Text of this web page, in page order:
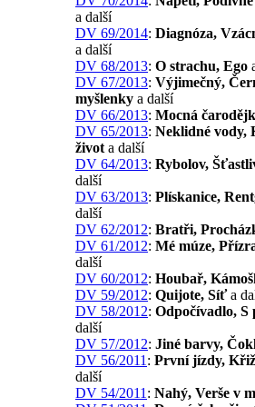
a další
DV 69/2014: Diagnóza,
a další
DV 68/2013: O strachu, Ego
DV 67/2013: Výjimečný,
myšlenky a další
DV 66/2013: Mocná
DV 65/2013: Neklidné vody,
život a další
DV 64/2013: Rybolov,
další
DV 63/2013: Plískanice,
další
DV 62/2012: Bratři,
DV 61/2012: Mé múze,
další
DV 60/2012: Houbař,
DV 59/2012: Quijote, Síťa
DV 58/2012: Odpočívadlo, S
další
DV 57/2012: Jiné barvy,
DV 56/2011 : První jízdy,
další
DV 54/2011 : Nahý, Verše v